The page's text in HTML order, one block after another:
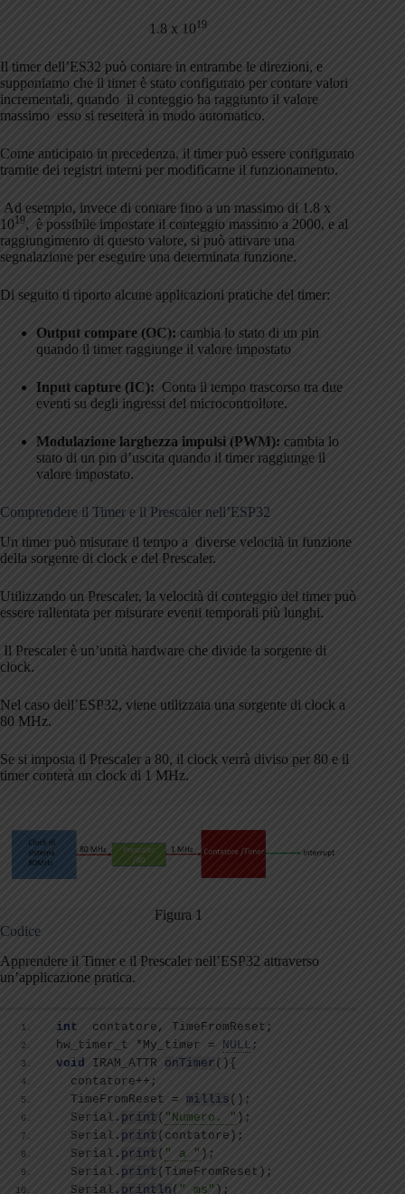
1.8 x 1019
Il timer dell’ES32 può contare in entrambe le direzioni, e
supponiamo che il timer è stato configurato per contare valori
incrementali, quando il conteggio ha raggiunto il valore
massimo esso si resetterà in modo automatico.
Come anticipato in precedenza, il timer può essere configurato
tramite dei registri interni per modificarne il funzionamento.
Ad esempio, invece di contare fino a un massimo di 1.8 x
1019, è possibile impostare il conteggio massimo a 2000, e al
raggiungimento di questo valore, si può attivare una
segnalazione per eseguire una determinata funzione.
Di seguito ti riporto alcune applicazioni pratiche del timer:
Output compare (OC): cambia lo stato di un pin
quando il timer raggiunge il valore impostato
Input capture (IC): Conta il tempo trascorso tra due
eventi su degli ingressi del microcontrollore.
Modulazione larghezza impulsi (PWM): cambia lo
stato di un pin d’uscita quando il timer raggiunge il
valore impostato.
Comprendere il Timer e il Prescaler nell’ESP32
Un timer può misurare il tempo a diverse velocità in funzione
della sorgente di clock e del Prescaler.
Utilizzando un Prescaler, la velocità di conteggio del timer può
essere rallentata per misurare eventi temporali più lunghi.
Il Prescaler è un’unità hardware che divide la sorgente di
clock.
Nel caso dell’ESP32, viene utilizzata una sorgente di clock a
80 MHz.
Se si imposta il Prescaler a 80, il clock verrà diviso per 80 e il
timer conterà un clock di 1 MHz.
Figura 1
Codice
Apprendere il Timer e il Prescaler nell’ESP32 attraverso
un’applicazione pratica.
int
  contatore, TimeFromReset;
hw_timer_t *My_timer =
NULL ;
void
IRAM_ATTR onTimer (){
  contatore++;
  TimeFromReset =
millis () ;
  Serial.
print ( "Numero. " ) ;
  Serial.
print ( contatore ) ;
  Serial.
print ( " a " ) ;
  Serial.
print ( TimeFromReset ) ;
  Serial.
println ( " ms" ) ;